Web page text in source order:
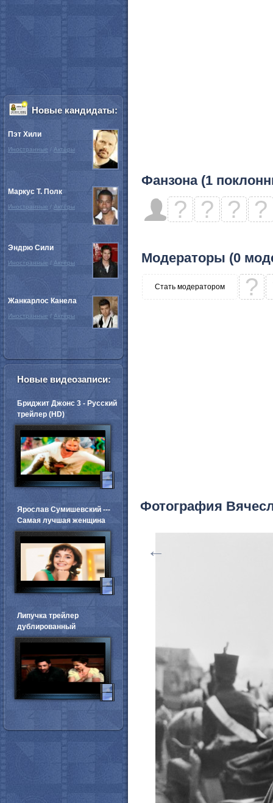
Фанзона (1
? ? ? ?
Модераторы (0
Стать модератором ?
Фотография
←
Новые кандидаты:
Пэт Хили
Иностранные / Актёры
Маркус Т. Полк
Иностранные / Актёры
Эндрю Сили
Иностранные / Актёры
Жанкарлос Канела
Иностранные / Актёры
Новые видеозаписи:
Бриджит Джонс 3 - Русский
трейлер (HD)
Ярослав Сумишевский ---
Самая лучшая женщина
Липучка трейлер
дублированный